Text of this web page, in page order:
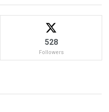
528
Followers